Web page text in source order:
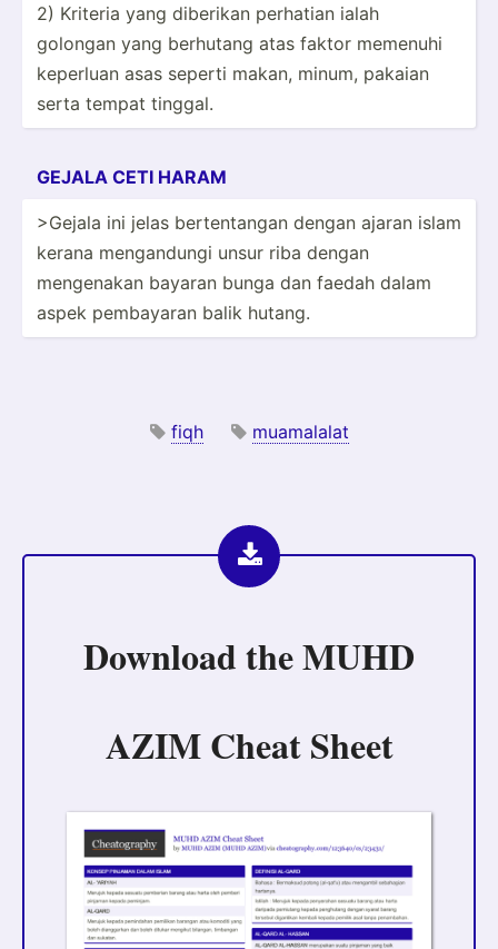
2) Kriteria yang diberikan perhatian ialah
golongan yang berhutang atas faktor memenuhi
keperluan asas seperti makan, minum, pakaian
serta tempat tinggal.
GEJALA CETI HARAM
>Gejala ini jelas berten­tangan dengan ajaran islam
kerana mengan­dungi unsur riba dengan
mengenakan bayaran bunga dan faedah dalam
aspek pembayaran balik hutang.
fiqh muamalalat
Download theMUHD
AZIM Cheat Sheet